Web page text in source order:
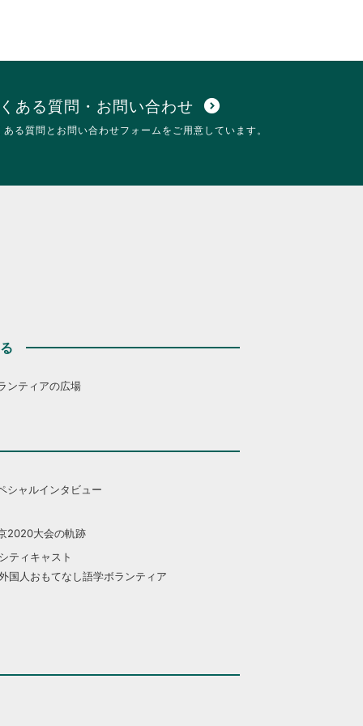
ある質問・お問い合わせ expand_circle_down
ある質問とお問い合わせフォームをご用意しています。
ンティアの広場
シャルインタビュー
2020大会の軌跡
シティキャスト
国人おもてなし語学ボランティア